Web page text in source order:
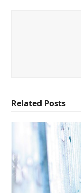
Related Posts